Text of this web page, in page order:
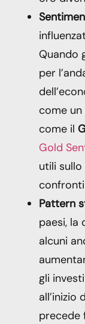
Quando
per
come
come il
Gold
utili
confronti
Pattern
paesi, la
alcuni
gli
all’inizio
precede